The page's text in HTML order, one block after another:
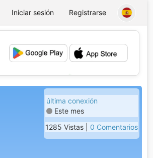
Iniciar sesión Registrarse
💕
última conexión
Este mes
1285 Vistas | 0 Comentarios